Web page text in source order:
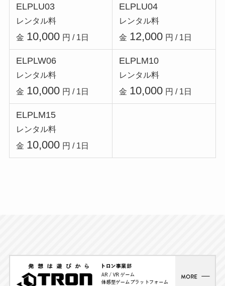
ELPLU03
レンタル料
金 10,000 円 / 1日
ELPLU04
レンタル料
金 12,000 円 / 1日
ELPLW06
レンタル料
金 10,000 円 / 1日
ELPLM10
レンタル料
金 10,000 円 / 1日
ELPLM15
レンタル料
金 10,000 円 / 1日